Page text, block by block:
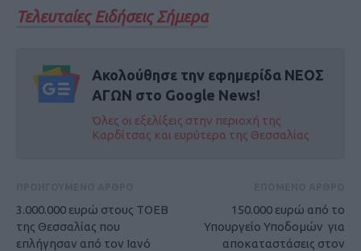
Τελευταίες Ειδήσεις Σήμερα
Ακολούθησε την εφημερίδα ΝΕΟΣ
ΑΓΩΝ στο Google News!
Όλες οι εξελίξεις στην περιοχή της
Καρδίτσας και ευρύτερα της Θεσσαλίας
3.000.000 ευρώ στους ΤΟΕΒ
της Θεσσαλίας που
επλήγησαν από τον Ιανό
150.000 ευρώ από το
Υπουργείο Υποδομών για
αποκαταστάσεις στον